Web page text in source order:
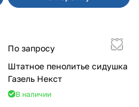
По запросу
Штатное пенолитье сидушка
Газель Некст
В наличии